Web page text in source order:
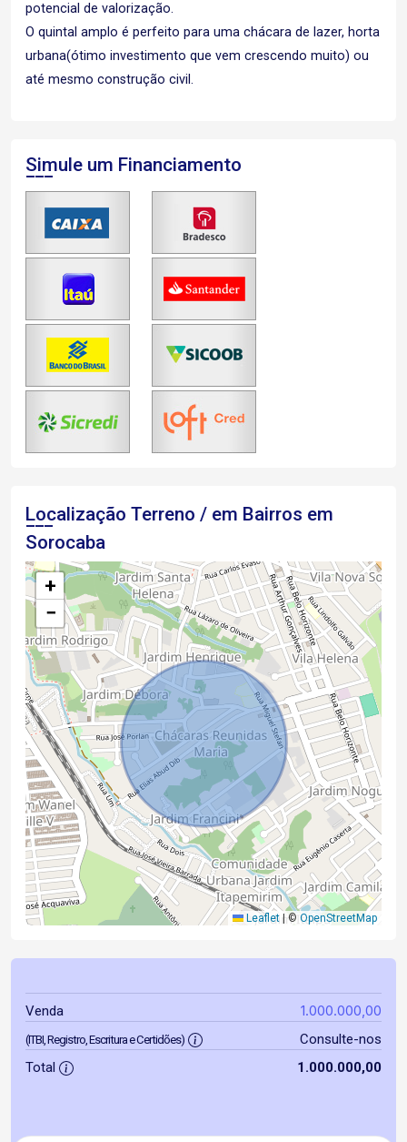
potencial de valorização.
O quintal amplo é perfeito para uma chácara de lazer, horta
urbana(ótimo investimento que vem crescendo muito) ou
até mesmo construção civil.
Simule um Financiamento
Localização Terreno / em Bairros em
Sorocaba
+
−
Leaflet © OpenStreetMap
Venda 1.000.000,00
(ITBI, Registro, Escritura e Certidões)
Consulte-nos
Total
1.000.000,00